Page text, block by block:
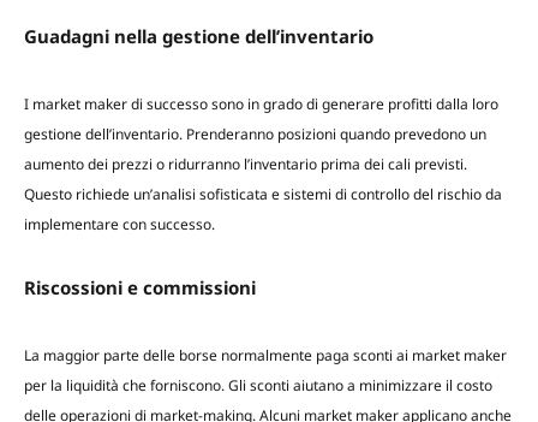
Guadagni nella gestione dell’inventario
I market maker di successo sono in grado di generare profitti dalla loro
gestione dell’inventario. Prenderanno posizioni quando prevedono un
aumento dei prezzi o ridurranno l’inventario prima dei cali previsti.
Questo richiede un’analisi sofisticata e sistemi di controllo del rischio da
implementare con successo.
Riscossioni e commissioni
La maggior parte delle borse normalmente paga sconti ai market maker
per la liquidità che forniscono. Gli sconti aiutano a minimizzare il costo
delle operazioni di market-making. Alcuni market maker applicano anche